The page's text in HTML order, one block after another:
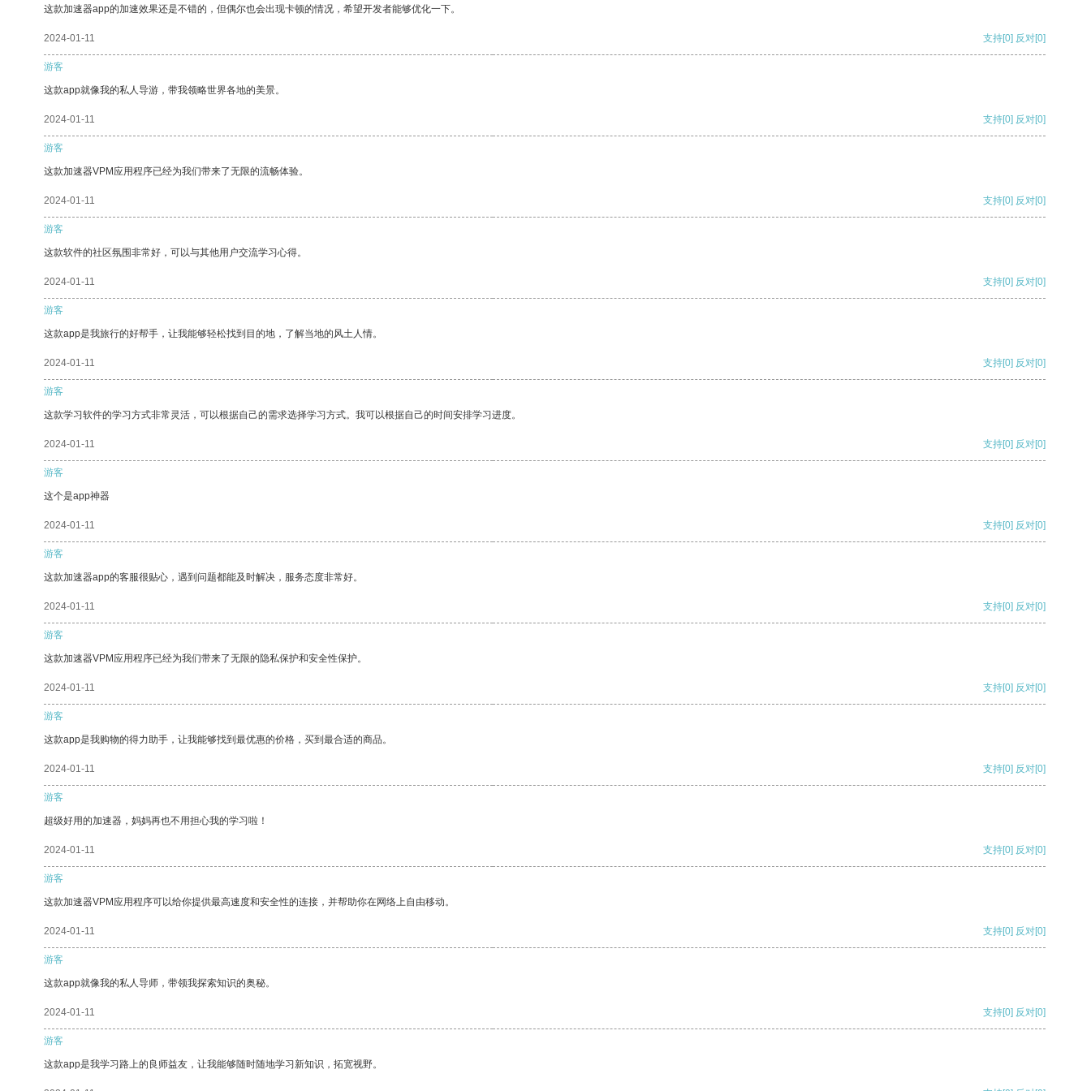
这款加速器app的加速效果还是不错的，但偶尔也会出现卡顿的情况，希望开发者能够优化一下。
2024-01-11 支持[0] 反对[0]
游客
这款app就像我的私人导游，带我领略世界各地的美景。
2024-01-11 支持[0] 反对[0]
游客
这款加速器VPM应用程序已经为我们带来了无限的流畅体验。
2024-01-11 支持[0] 反对[0]
游客
这款软件的社区氛围非常好，可以与其他用户交流学习心得。
2024-01-11 支持[0] 反对[0]
游客
这款app是我旅行的好帮手，让我能够轻松找到目的地，了解当地的风土人情。
2024-01-11 支持[0] 反对[0]
游客
这款学习软件的学习方式非常灵活，可以根据自己的需求选择学习方式。我可以根据自己的时间安排学习进度。
2024-01-11 支持[0] 反对[0]
游客
这个是app神器
2024-01-11 支持[0] 反对[0]
游客
这款加速器app的客服很贴心，遇到问题都能及时解决，服务态度非常好。
2024-01-11 支持[0] 反对[0]
游客
这款加速器VPM应用程序已经为我们带来了无限的隐私保护和安全性保护。
2024-01-11 支持[0] 反对[0]
游客
这款app是我购物的得力助手，让我能够找到最优惠的价格，买到最合适的商品。
2024-01-11 支持[0] 反对[0]
游客
超级好用的加速器，妈妈再也不用担心我的学习啦！
2024-01-11 支持[0] 反对[0]
游客
这款加速器VPM应用程序可以给你提供最高速度和安全性的连接，并帮助你在网络上自由移动。
2024-01-11 支持[0] 反对[0]
游客
这款app就像我的私人导师，带领我探索知识的奥秘。
2024-01-11 支持[0] 反对[0]
游客
这款app是我学习路上的良师益友，让我能够随时随地学习新知识，拓宽视野。